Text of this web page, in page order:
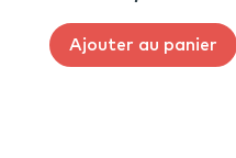
Ajouter au panier